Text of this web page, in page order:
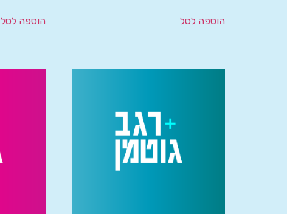
הוספה לסל הוספה לסל